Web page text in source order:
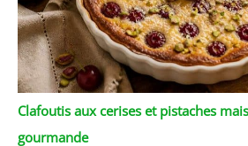
Clafoutis aux cerises et pistaches
gourmande